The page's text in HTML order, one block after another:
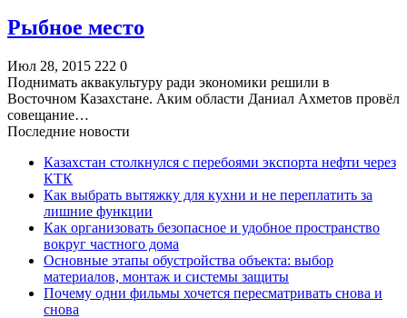
Рыбное место
Июл 28, 2015 222 0
Поднимать аквакультуру ради экономики решили в
Восточном Казахстане. Аким области Даниал Ахметов провёл
совещание…
Последние новости
Казахстан столкнулся с перебоями экспорта нефти через
КТК
Как выбрать вытяжку для кухни и не переплатить за
лишние функции
Как организовать безопасное и удобное пространство
вокруг частного дома
Основные этапы обустройства объекта: выбор
материалов, монтаж и системы защиты
Почему одни фильмы хочется пересматривать снова и
снова